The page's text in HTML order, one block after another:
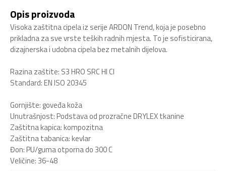
Opis proizvoda
Visoka zaštitna cipela iz serije ARDON Trend, koja je posebno
prikladna za sve vrste teških radnih mjesta. To je sofisticirana,
dizajnerska i udobna cipela bez metalnih dijelova.
Razina zaštite: S3 HRO SRC HI Cl
Standard: EN ISO 20345
Gornjište: goveđa koža
Unutrašnjost: Podstava od prozračne DRYLEX tkanine
Zaštitna kapica: kompozitna
Zaštitna tabanica: kevlar
Đon: PU/guma otporna do 300 C
Veličine: 36-48